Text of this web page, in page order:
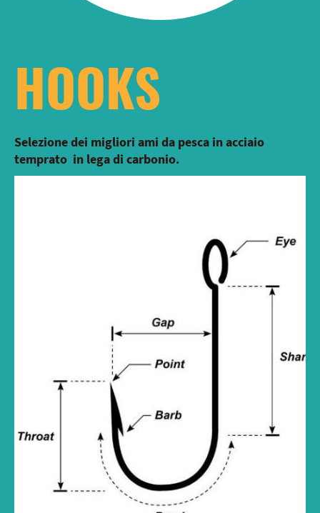
HOOKS
Selezione dei migliori ami da pesca in acciaio
temprato in lega di carbonio.